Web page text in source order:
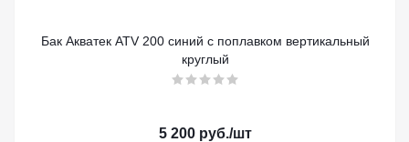
Бак Акватек ATV 200 синий с поплавком вертикальный
круглый
5 200 руб./шт